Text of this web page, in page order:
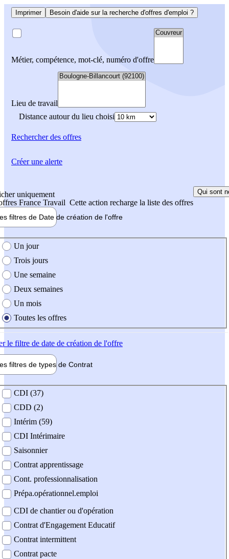
Imprimer Besoin d'aide sur la recherche d'offres d'emploi ?
Métier, compétence, mot-clé, numéro d'offre
Lieu de travail
Distance autour du lieu choisi
Rechercherdes offres
uniquement
France Travail Cette action recharge la liste des offres
Qui sont
filtres de Date de création de l'offre
création de l'offre
Un jour
Trois jours
Une semaine
Deux semaines
Un mois
Toutes les offres
le filtre de date de création de l'offre
filtres de types de Contrat
contrat
CDI (37)
CDD (2)
Intérim (59)
CDI Intérimaire
Saisonnier
Contrat apprentissage
Cont. professionnalisation
Prépa.opérationnel.emploi
CDI de chantier ou d'opération
Contrat d'Engagement Educatif
Contrat intermittent
Contrat pacte
Créer une alerte